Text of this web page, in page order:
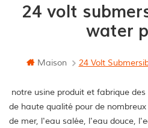
24 volt
water
Maison 24 Volt
notre usine produit et fabrique
de haute qualité pour de
de mer, l'eau salée, l'eau douce,